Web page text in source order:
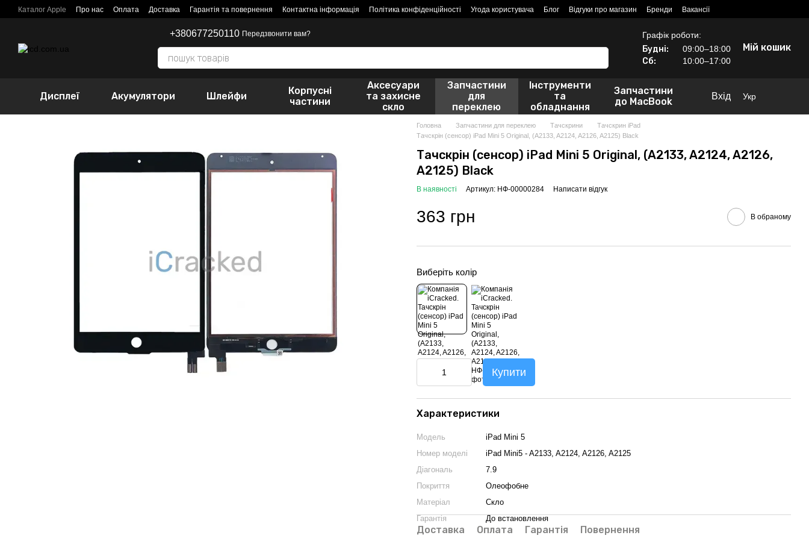
Перейти до основного контенту
Каталог Apple Про нас Оплата Доставка Гарантія та повернення Контактна інформація Політика конфіденційності Угода користувача Блог Відгуки про магазин Бренди Вакансії
+380677250110 Передзвонити вам? Графік роботи:
Будні: 09:00–18:00
Сб: 10:00–17:00
Мій кошик
Дисплеї Акумулятори Шлейфи
Корпусні
частини
Аксесуари
та захисне
скло
Запчастини
для
переклею
Інструменти
та
обладнання
Запчастини
до MacBook
Вхід Укр
Головна Запчастини для переклею Тачскрини
Тачскрин iPad
Тачскрін (сенсор) iPad Mini 5 Original, (A2133, A2124, A2126, A2125) Black
Тачскрін (сенсор) iPad Mini 5 Original, (A2133, A2124, A2126,
A2125) Black
В наявності Артикул: НФ-00000284 Написати відгук
363 грн В обраному
Виберіть колір
Купити
Характеристики
Модель
iPad Mini 5
Номер моделі
iPad Mini5 - A2133, A2124, A2126, A2125
Діагональ
7.9
Покриття
Олеофобне
Матеріал
Скло
Гарантія
До встановлення
Доставка Оплата Гарантія Повернення